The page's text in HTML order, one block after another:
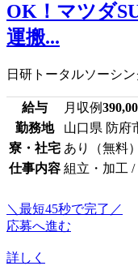
OK！マツダ
運搬...
日研トータルソーシ
給与 月収例
勤務地
山口県 防府
寮・社宅 あり（無料）
仕事内容 組立・加工 /
＼最短45秒で完了／
応募へ進む
詳しく